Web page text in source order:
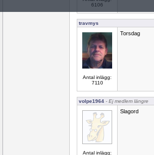
6106
travmys
Antal inlägg:
7110
Torsdag
volpe1964 - Ej medlem längre
Antal inlägg:
Slagord